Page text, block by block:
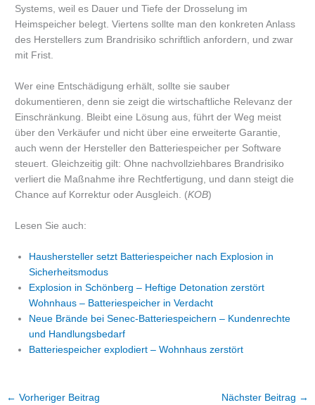
Systems, weil es Dauer und Tiefe der Drosselung im
Heimspeicher belegt. Viertens sollte man den konkreten Anlass
des Herstellers zum Brandrisiko schriftlich anfordern, und zwar
mit Frist.
Wer eine Entschädigung erhält, sollte sie sauber
dokumentieren, denn sie zeigt die wirtschaftliche Relevanz der
Einschränkung. Bleibt eine Lösung aus, führt der Weg meist
über den Verkäufer und nicht über eine erweiterte Garantie,
auch wenn der Hersteller den Batteriespeicher per Software
steuert. Gleichzeitig gilt: Ohne nachvollziehbares Brandrisiko
verliert die Maßnahme ihre Rechtfertigung, und dann steigt die
Chance auf Korrektur oder Ausgleich. (KOB)
Lesen Sie auch:
Haushersteller setzt Batteriespeicher nach Explosion in
Sicherheitsmodus
Explosion in Schönberg – Heftige Detonation zerstört
Wohnhaus – Batteriespeicher in Verdacht
Neue Brände bei Senec-Batteriespeichern – Kundenrechte
und Handlungsbedarf
Batteriespeicher explodiert – Wohnhaus zerstört
← Vorheriger Beitrag Nächster Beitrag →